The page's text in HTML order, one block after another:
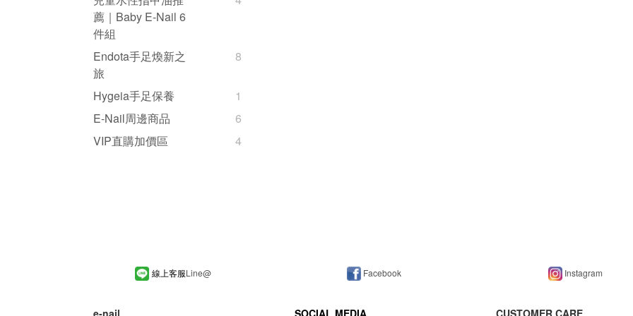
薦｜Baby E-Nail 6
件組
Endota手足煥新之
旅
8
Hygeia手足保養
1
E-Nail周邊商品
6
VIP直購加價區
4
線上客服Line@ Facebook Instagram